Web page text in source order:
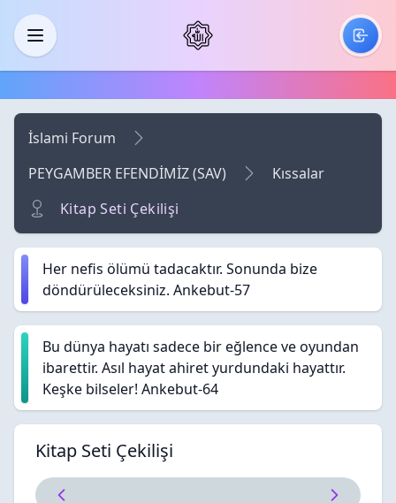
Skip to main content
Menü
İslami Forum
PEYGAMBER EFENDİMİZ (SAV)
Kıssalar
Kitap Seti Çekilişi
Her nefis ölümü tadacaktır. Sonunda bize
döndürüleceksiniz. Ankebut-57
Bu dünya hayatı sadece bir eğlence ve oyundan
ibarettir. Asıl hayat ahiret yurdundaki hayattır.
Keşke bilseler! Ankebut-64
Kitap Seti Çekilişi